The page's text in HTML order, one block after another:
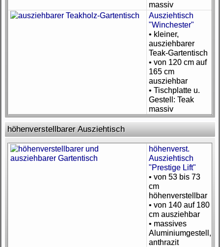
massiv
Ausziehtisch
"Winchester"
• kleiner,
ausziehbarer
Teak-Gartentisch
• von 120 cm auf
165 cm
ausziehbar
• Tischplatte u.
Gestell: Teak
massiv
höhenverstellbarer Ausziehtisch
höhenverst.
Ausziehtisch
"Prestige Lift"
• von 53 bis 73
cm
höhenverstellbar
• von 140 auf 180
cm ausziehbar
• massives
Aluminiumgestell,
anthrazit